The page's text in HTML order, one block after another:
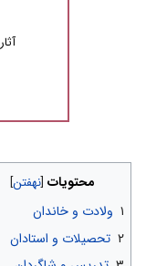
آثار
محتویات
۱ ولادت و خاندان
۲ تحصیلات و استادان